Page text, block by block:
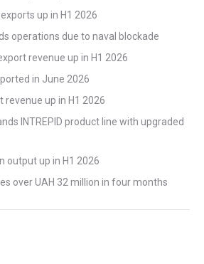
up in H1 2026
operations due to naval blockade
revenue up in H1 2026
in June 2026
up in H1 2026
INTREPID product line with upgraded
output up in H1 2026
over UAH 32 million in four months